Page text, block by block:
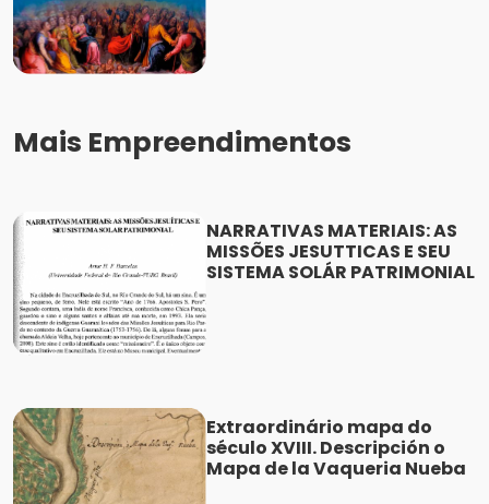
Mais Empreendimentos
NARRATIVAS MATERIAIS: AS
MISSÕES JESUTTICAS E SEU
SISTEMA SOLÁR PATRIMONIAL
Extraordinário mapa do
século XVIII. Descripción o
Mapa de la Vaqueria Nueba